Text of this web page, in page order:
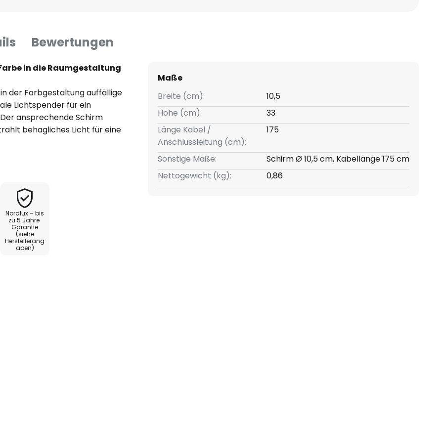
Bewertungen
in die Raumgestaltung
der Farbgestaltung auffällige
Lichtspender für ein
ansprechende Schirm
behagliches Licht für eine
ab. CYCLONE macht
ausgestattet. Lieferung
Nordlux – bis
zu 5 Jahre
Garantie
(siehe
Herstellerang
aben)
Maße
Breite (cm):
10,5
Höhe (cm):
33
Länge Kabel /
Anschlussleitung (cm):
175
Sonstige Maße:
Schirm Ø 10,5 cm, Kabellänge 175 cm
Nettogewicht (kg):
0,86